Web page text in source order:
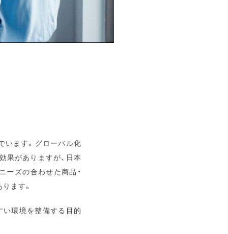
います。グローバル化
果がありますが、日本
ーズの合わせた商品・
ます。
い環境を整備する目的